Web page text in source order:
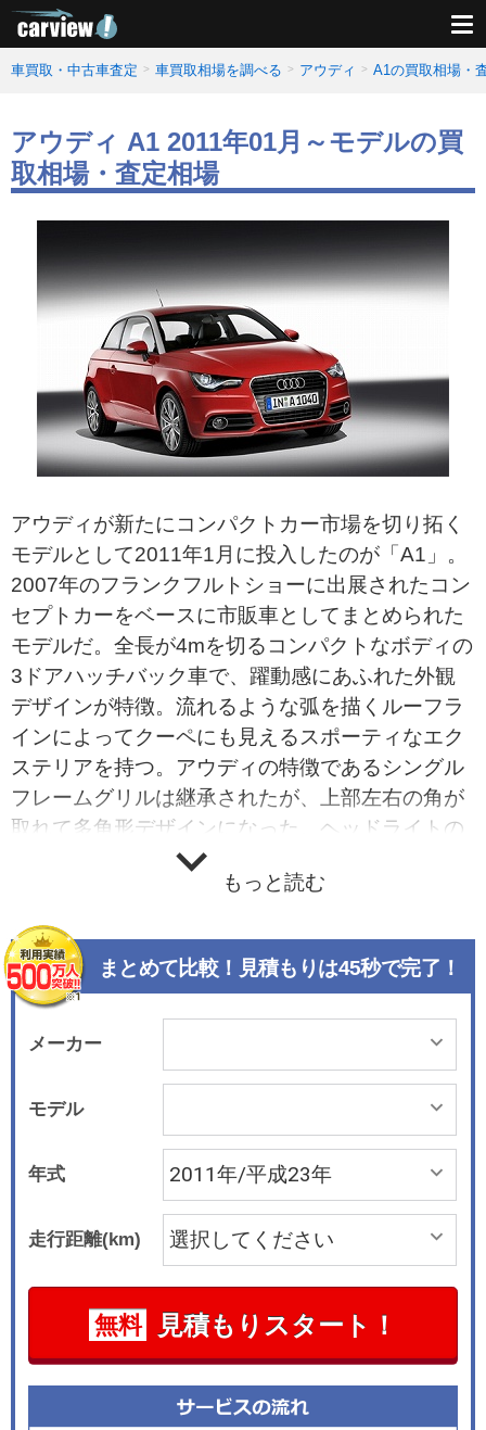
車買取・中古車査定 車買取相場を調べる アウディ A1の買取相場・
アウディ A1 2011年01月～モデルの買
取相場・査定相場
アウディが新たにコンパクトカー市場を切り拓く
モデルとして2011年1月に投入したのが「A1」。
2007年のフランクフルトショーに出展されたコン
セプトカーをベースに市販車としてまとめられた
モデルだ。全長が4mを切るコンパクトなボディの
3ドアハッチバック車で、躍動感にあふれた外観
デザインが特徴。流れるような弧を描くルーフラ
インによってクーペにも見えるスポーティなエク
ステリアを持つ。アウディの特徴であるシングル
フレームグリルは継承されたが、上部左右の角が
取れて多角形デザインになった。ヘッドライトの
下部がウェーブ状になっているのもアウディなら
ではのデザインといえる。インテリアは航空機を
感も備えている。搭載エンジンはダウンサイジン
グコンセプトを象徴する1.4リッターのTSIエンジ
ンで、直噴ターボによって90kW（122ps）/200N
mのパワー＆トルクを発生する。エネルギー回生
機構やスタートストップシステム（アイドリング
ストップ機構）を備えることで、さらに低燃費を
実現した。トランスミッションは、7速のSトロニ
ックと組み合わされる。A1はアウディの入門モデ
ルながら、HDDナビゲーションや地デジチューナ
ー、ブルートゥース、アウディミュージックイン
ターフェイスなどを組み込んだMMIが標準で装備
される。安全装備も、フロント・サイド・ヘッド
エアバッグなどが標準となるほか、横滑り防止装
置ももちろん標準で装備される。
もっと読む
まとめて比較！見積もりは45秒で完了！
メーカー
モデル
年式
走行距離(km)
無料 見積もりスタート！